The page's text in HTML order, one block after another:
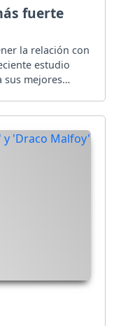
fuerte
la relación con
estudio
sus mejores